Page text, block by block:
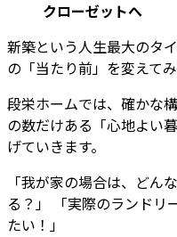
クローゼットへ
新築という人生最大のタ
の「当たり前」を変えて
段栄ホームでは、確かな
の数だけある「心地よい
げていきます。
「我が家の場合は、どん
る？」 「実際のランドリ
たい！」